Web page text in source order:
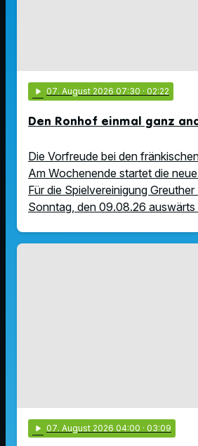
play_arrow 07. August 2026 07:30 · 02:22
Den Ronhof einmal ganz
Die Vorfreude bei den
Am Wochenende startet die
Für die Spielvereinigung
Sonntag, den 09.08.26
play_arrow 07. August 2026 04:00 · 03:09